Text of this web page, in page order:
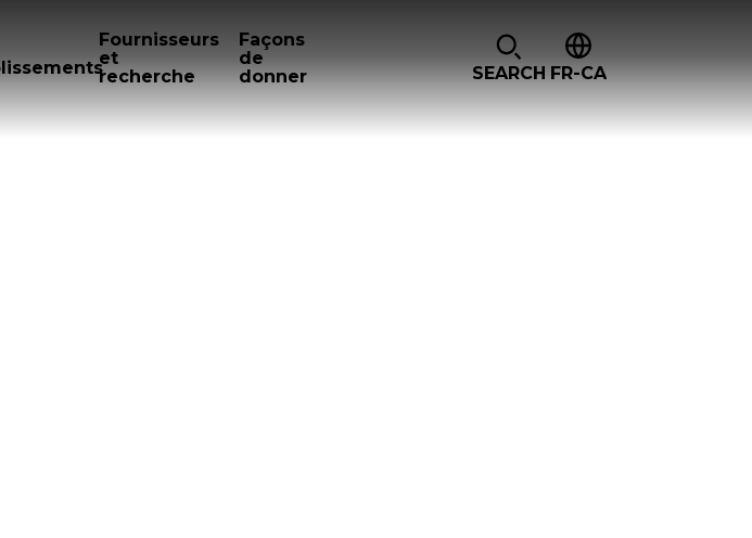
Fournisseurs
et
recherche
Façons
de
donner
SEARCH FR-CA